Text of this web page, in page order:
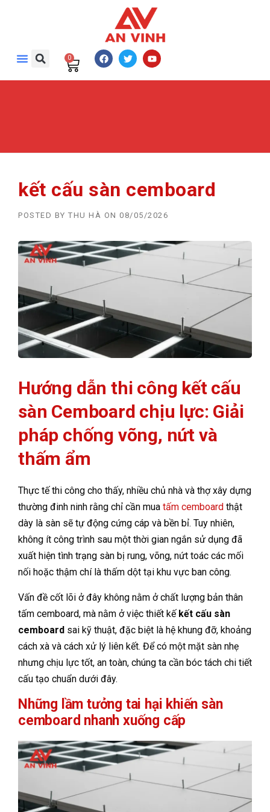
0
kết cấu sàn cemboard
POSTED BY THU HÀ ON 08/05/2026
Hướng dẫn thi công kết cấu
sàn Cemboard chịu lực: Giải
pháp chống võng, nứt và
thấm ẩm
Thực tế thi công cho thấy, nhiều chủ nhà và thợ xây dựng
thường đinh ninh rằng chỉ cần mua tấm cemboard thật
dày là sàn sẽ tự động cứng cáp và bền bỉ. Tuy nhiên,
không ít công trình sau một thời gian ngắn sử dụng đã
xuất hiện tình trạng sàn bị rung, võng, nứt toác các mối
nối hoặc thậm chí là thấm dột tại khu vực ban công.
Vấn đề cốt lõi ở đây không nằm ở chất lượng bản thân
tấm cemboard, mà nằm ở việc thiết kế kết cấu sàn
cemboard sai kỹ thuật, đặc biệt là hệ khung đỡ, khoảng
cách xà và cách xử lý liên kết. Để có một mặt sàn nhẹ
nhưng chịu lực tốt, an toàn, chúng ta cần bóc tách chi tiết
cấu tạo chuẩn dưới đây.
Những lầm tưởng tai hại khiến sàn
cemboard nhanh xuống cấp